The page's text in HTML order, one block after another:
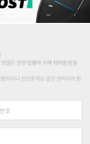
글은 관련 법률에 의해 제재를 받을
되거나 인신공격성 글은 관리자의 판